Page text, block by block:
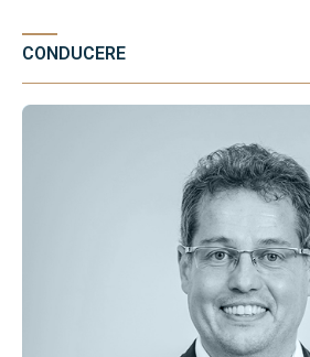
CONDUCERE